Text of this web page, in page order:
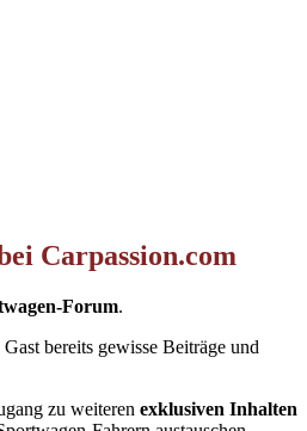
Carpassion.com
Forum.
bereits gewisse Beiträge und
zu weiteren exklusiven Inhalten